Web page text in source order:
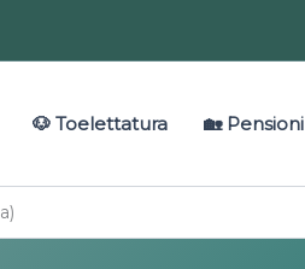
🐶 Toelettatura 🏡 Pensioni